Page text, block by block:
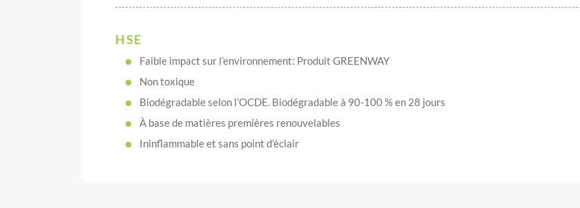
HSE
Faible impact sur l’environnement: Produit GREENWAY
Non toxique
Biodégradable selon l’OCDE. Biodégradable à 90-100 % en 28 jours
À base de matières premières renouvelables
Ininflammable et sans point d’éclair